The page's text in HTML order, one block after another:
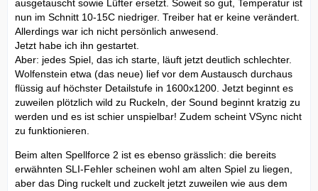
ausgetauscht sowie Lüfter ersetzt. Soweit so gut, Temperatur ist
nun im Schnitt 10-15C niedriger. Treiber hat er keine verändert.
Allerdings war ich nicht persönlich anwesend.
Jetzt habe ich ihn gestartet.
Aber: jedes Spiel, das ich starte, läuft jetzt deutlich schlechter.
Wolfenstein etwa (das neue) lief vor dem Austausch durchaus
flüssig auf höchster Detailstufe in 1600x1200. Jetzt beginnt es
zuweilen plötzlich wild zu Ruckeln, der Sound beginnt kratzig zu
werden und es ist schier unspielbar! Zudem scheint VSync nicht
zu funktionieren.
Beim alten Spellforce 2 ist es ebenso grässlich: die bereits
erwähnten SLI-Fehler scheinen wohl am alten Spiel zu liegen,
aber das Ding ruckelt und zuckelt jetzt zuweilen wie aus dem